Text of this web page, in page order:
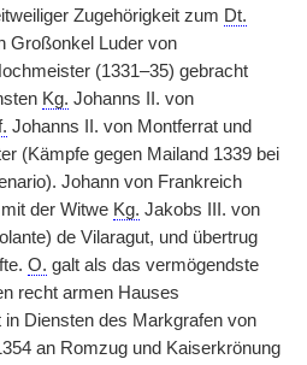
Zugehörigkeit zum Dt.
Großonkel Luder von
(1331–35) gebracht
Kg. Johanns II. von
Johanns II. von Montferrat und
(Kämpfe gegen Mailand 1339 bei
Johann von Frankreich
der Witwe Kg. Jakobs III. von
de Vilaragut, und übertrug
O. galt als das vermögendste
recht armen Hauses
in Diensten des Markgrafen von
an Romzug und Kaiserkrönung